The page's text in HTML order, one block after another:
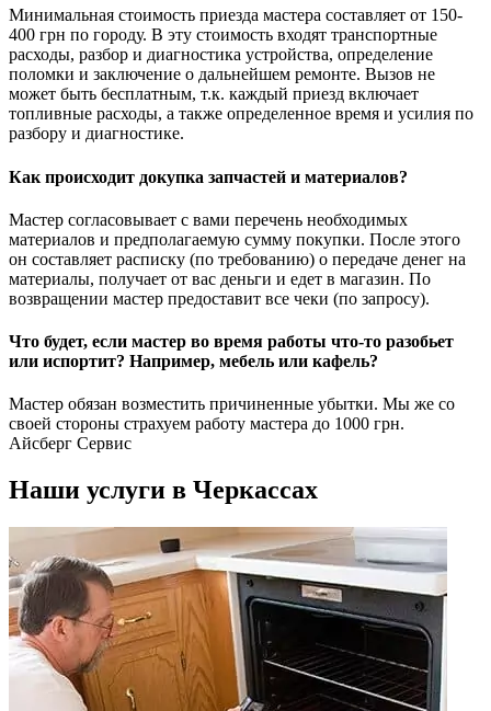
Минимальная стоимость приезда мастера составляет от 150-
400 грн по городу. В эту стоимость входят транспортные
расходы, разбор и диагностика устройства, определение
поломки и заключение о дальнейшем ремонте. Вызов не
может быть бесплатным, т.к. каждый приезд включает
топливные расходы, а также определенное время и усилия по
разбору и диагностике.
Как происходит докупка запчастей и материалов?
Мастер согласовывает с вами перечень необходимых
материалов и предполагаемую сумму покупки. После этого
он составляет расписку (по требованию) о передаче денег на
материалы, получает от вас деньги и едет в магазин. По
возвращении мастер предоставит все чеки (по запросу).
Что будет, если мастер во время работы что-то разобьет
или испортит? Например, мебель или кафель?
Мастер обязан возместить причиненные убытки. Мы же со
своей стороны страхуем работу мастера до 1000 грн.
Айсберг Сервис
Наши услуги в Черкассах